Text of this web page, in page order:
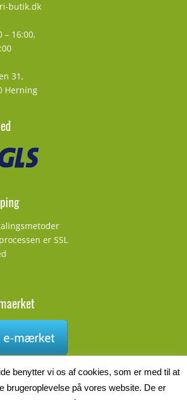
butik.dk
– 16:00,
31,
Herning
er SSL
benytter vi os af cookies, som er med til at
brugeroplevelse på vores website. De er